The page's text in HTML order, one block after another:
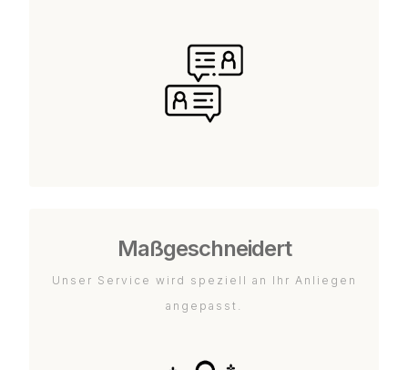
Maßgeschneidert
Unser Service wird speziell an Ihr Anliegen
angepasst.